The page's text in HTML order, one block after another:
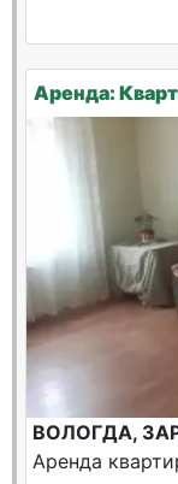
Аренда:
ВОЛОГДА,
Аренда